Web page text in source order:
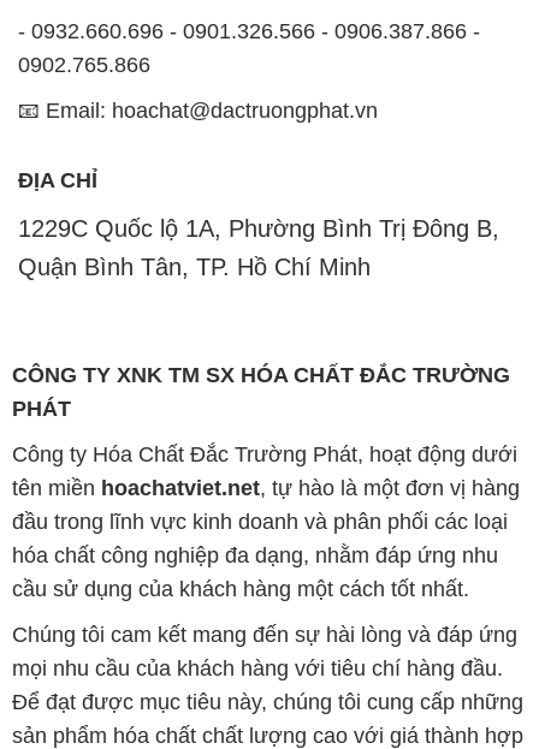
- 0932.660.696 - 0901.326.566 - 0906.387.866 -
0902.765.866
📧 Email: hoachat@dactruongphat.vn
ĐỊA CHỈ
1229C Quốc lộ 1A, Phường Bình Trị Đông B,
Quận Bình Tân, TP. Hồ Chí Minh
CÔNG TY XNK TM SX HÓA CHẤT ĐẮC TRƯỜNG
PHÁT
Công ty Hóa Chất Đắc Trường Phát, hoạt động dưới
tên miền hoachatviet.net, tự hào là một đơn vị hàng
đầu trong lĩnh vực kinh doanh và phân phối các loại
hóa chất công nghiệp đa dạng, nhằm đáp ứng nhu
cầu sử dụng của khách hàng một cách tốt nhất.
Chúng tôi cam kết mang đến sự hài lòng và đáp ứng
mọi nhu cầu của khách hàng với tiêu chí hàng đầu.
Để đạt được mục tiêu này, chúng tôi cung cấp những
sản phẩm hóa chất chất lượng cao với giá thành hợp